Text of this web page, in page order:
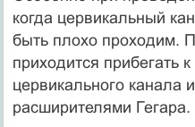
когда цервикальный
быть плохо проходим.
приходится прибегать
цервикального канала
расширителями Гегара.